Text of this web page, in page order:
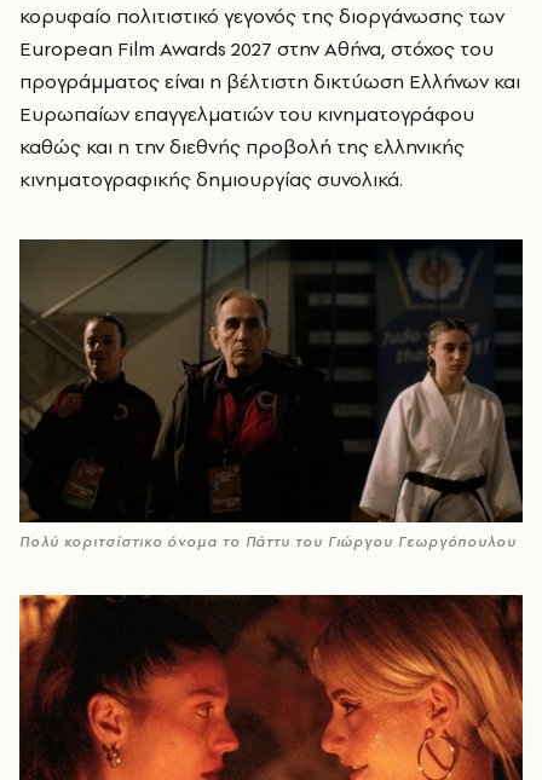
κορυφαίο πολιτιστικό γεγονός της διοργάνωσης των
European Film Awards 2027 στην Αθήνα, στόχος του
προγράμματος είναι η βέλτιστη δικτύωση Ελλήνων και
Ευρωπαίων επαγγελματιών του κινηματογράφου
καθώς και η την διεθνής προβολή της ελληνικής
κινηματογραφικής δημιουργίας συνολικά.
Πολύ κοριτσίστικο όνομα το Πάττυ του Γιώργου Γεωργόπουλου